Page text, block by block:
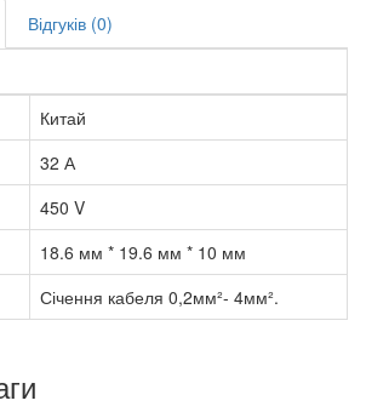
Відгуків (0)
Китай
32 А
450 V
18.6 мм * 19.6 мм * 10 мм
Січення кабеля 0,2мм²- 4мм².